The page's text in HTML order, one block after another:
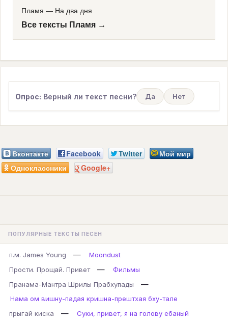
Пламя — На два дня
Все тексты Пламя →
Опрос: Верный ли текст песни? Да Нет
Вконтакте Facebook Twitter
Мой мир
Одноклассники
Google+
ПОПУЛЯРНЫЕ ТЕКСТЫ ПЕСЕН
п.м. James Young —
Moondust
Прости. Прощай. Привет
—
Фильмы
Пранама-Мантра Шрилы Прабхупады
—
Нама ом вишну-падая кришна-прештхая бху-тале
прыгай киска
—
Суки, привет, я на голову ебаный